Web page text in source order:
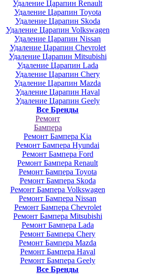
Удаление Царапин Renault
Удаление Царапин Toyota
Удаление Царапин Skoda
Удаление Царапин Volkswagen
Удаление Царапин Nissan
Удаление Царапин Chevrolet
Удаление Царапин Mitsubishi
Удаление Царапин Lada
Удаление Царапин Chery
Удаление Царапин Mazda
Удаление Царапин Haval
Удаление Царапин Geely
Все Бренды
Ремонт
Бампера
Ремонт Бампера Kia
Ремонт Бампера Hyundai
Ремонт Бампера Ford
Ремонт Бампера Renault
Ремонт Бампера Toyota
Ремонт Бампера Skoda
Ремонт Бампера Volkswagen
Ремонт Бампера Nissan
Ремонт Бампера Chevrolet
Ремонт Бампера Mitsubishi
Ремонт Бампера Lada
Ремонт Бампера Chery
Ремонт Бампера Mazda
Ремонт Бампера Haval
Ремонт Бампера Geely
Все Бренды